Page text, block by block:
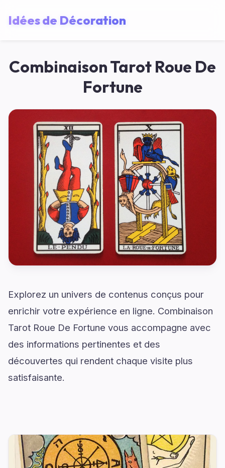
Idées de Décoration
Combinaison Tarot Roue De
Fortune
Explorez un univers de contenus conçus pour
enrichir votre expérience en ligne. Combinaison
Tarot Roue De Fortune vous accompagne avec
des informations pertinentes et des
découvertes qui rendent chaque visite plus
satisfaisante.